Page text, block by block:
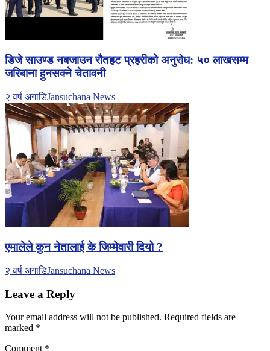
डिजे साउण्ड नबजाउन रौतहट प्रहरीको अनुरोध: ५० लाखसम्म
जरिबाना हुनसक्ने चेतावनी
२ वर्ष अगाडिJansuchana News
एमालेले कुन नेतालाई के जिम्मेवारी दियो ?
२ वर्ष अगाडिJansuchana News
Leave a Reply
Your email address will not be published. Required fields are
marked *
Comment *